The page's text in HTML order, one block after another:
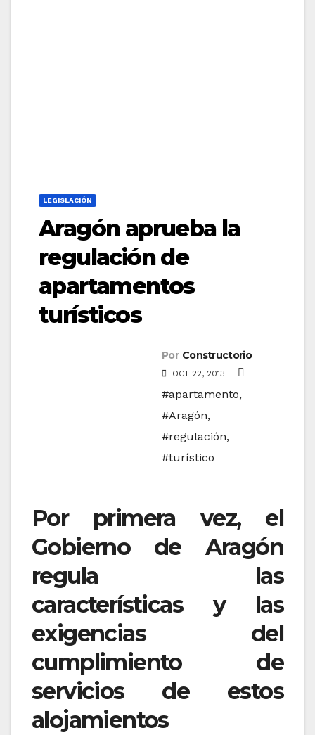
LEGISLACIÓN
Aragón aprueba la
regulación de
apartamentos
turísticos
Por Constructorio
OCT 22, 2013
#apartamento,
#Aragón,
#regulación,
#turístico
Por primera vez, el
Gobierno de Aragón
regula las
características y las
exigencias del
cumplimiento de
servicios de estos
alojamientos